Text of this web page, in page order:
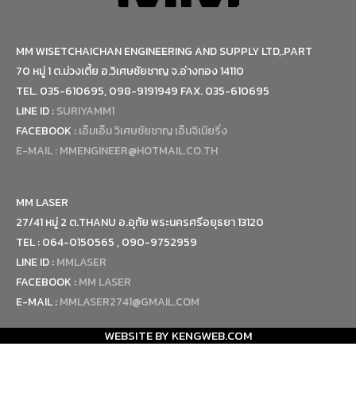
MM WISETCHAICHAN ENGINEERING AND SUPPLY LTD,.PART
70 หมู่ 1 ต.ม่วงเตี้ย อ.วิเศษชัยชาญ จ.อ่างทอง 14110
TEL. 035-610695, 098-9191949 FAX. 035-610695
LINE ID :SURIYAMM1
FACEBOOK :เอ็มเอ็ม วิเศษชัยชาญ เอ็นจิเนียริ่ง
E-MAIL :MMENGINEER@HOTMAIL.CO.TH
MM LASER
27/41 หมู่ 2 ต.THANU อ.อุทัย พระนครศรีอยุธยา 13120
TEL : 064-0150565 , 090-9752959
LINE ID :MMLASER
FACEBOOK :MM LASER
E-MAIL :MMLASER2741@GMAIL.COM
WEBSITE BY KENGWEB.COM